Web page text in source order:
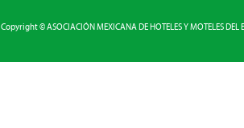
Copyright © ASOCIACIÓN MEXICANA DE HOTELES Y MOTELES